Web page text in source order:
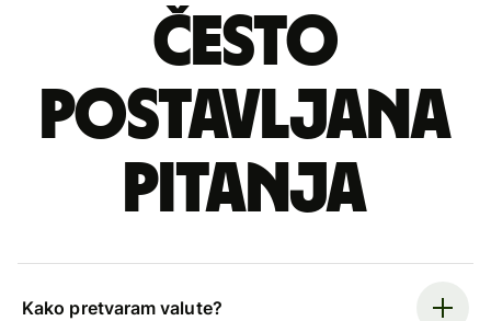
Često
postavljana
pitanja
Kako pretvaram valute?